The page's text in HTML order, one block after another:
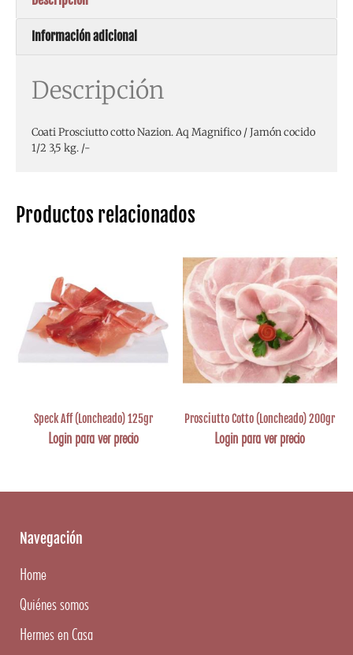
Productos relacionados
Speck Aff (Loncheado) 125gr
Login para ver precio
Prosciutto Cotto (Loncheado) 200gr
Login para ver precio
Información adicional
Descripción
Coati Prosciutto cotto Nazion. Aq Magnifico / Jamón cocido
1/2 3,5 kg. /-
Navegación
Home
Quiénes somos
Hermes en Casa